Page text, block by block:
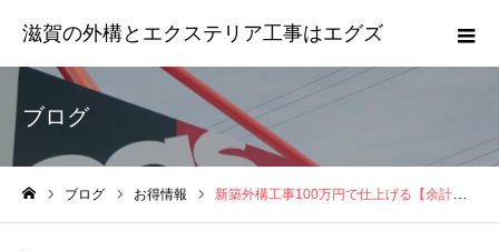
滋賀の外構とエクステリア工事はエグズ
ブログ
ブログ お得情報 新築外構工事100万円で仕上げる【余計なものを足さないのがコツ】